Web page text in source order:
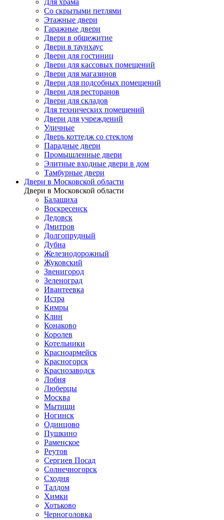
Для храма
Со скрытыми петлями
Этажные двери
Гаражные двери
Двери в общежитие
Двери в таунхаус
Двери для гостиниц
Двери для кассовых помещений
Двери для магазинов
Двери для подсобных помещений
Двери для ресторанов
Двери для складов
Для технических помещений
Двери для учреждений
Уличные
Дверь коттедж со стеклом
Парадные двери
Промышленные двери
Элитные входные двери в дом
Тамбурные двери
Двери в Московской области
Двери в Московской области
Балашиха
Воскресенск
Дедовск
Дмитров
Долгопрудный
Дубна
Железнодорожный
Жуковский
Звенигород
Зеленоград
Ивантеевка
Истра
Кимры
Клин
Конаково
Королев
Котельники
Красноармейск
Красногорск
Краснозаводск
Лобня
Люберцы
Москва
Мытищи
Ногинск
Одинцово
Пушкино
Раменское
Реутов
Сергиев Посад
Солнечногорск
Сходня
Талдом
Химки
Хотьково
Черноголовка